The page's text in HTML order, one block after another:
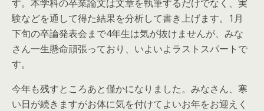
す。本学科の卒業論文は文章を執筆するだけでなく、実
験などを通して得た結果を分析して書き上げます。1月
下旬の卒論発表会まで4年生は気が抜けませんが、みな
さん一生懸命頑張っており、いよいよラストスパートで
す。
今年も残すところあと僅かになりました。みなさん、寒
い日が続きますがお体に気を付けてよいお年をお迎えく